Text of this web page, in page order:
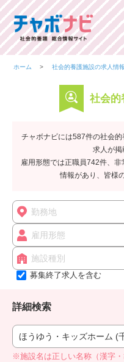
ホーム 社会的養護施設の求人情報
社会的
チャボナビには587件の社会
求人が掲
雇用形態では正職員742件、
情報があり、皆様
勤務地
雇用形態
施設種別
募集終了求人を含む
詳細検索
ほうゆう・キッズホーム (
※施設名は正しい名称（漢字